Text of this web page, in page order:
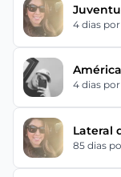
4 dias
4 dias
Lateral
85 dias